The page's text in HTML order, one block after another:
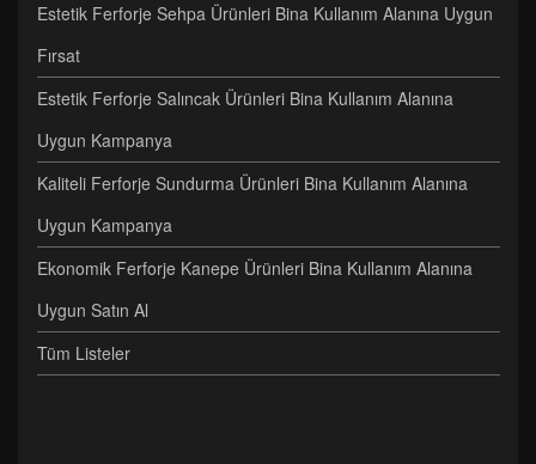
Estetik Ferforje Sehpa Ürünleri Bina Kullanım Alanına Uygun
Fırsat
Estetik Ferforje Salıncak Ürünleri Bina Kullanım Alanına
Uygun Kampanya
Kaliteli Ferforje Sundurma Ürünleri Bina Kullanım Alanına
Uygun Kampanya
Ekonomik Ferforje Kanepe Ürünleri Bina Kullanım Alanına
Uygun Satın Al
Tüm Listeler